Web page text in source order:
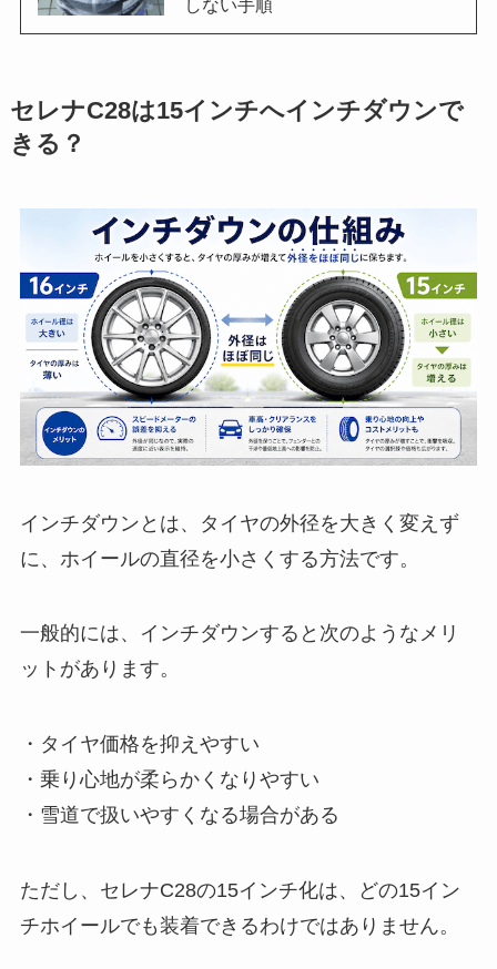
しない手順
セレナC28は15インチへインチダウンで
きる？
インチダウンとは、タイヤの外径を大きく変えず
に、ホイールの直径を小さくする方法です。
一般的には、インチダウンすると次のようなメリ
ットがあります。
・タイヤ価格を抑えやすい
・乗り心地が柔らかくなりやすい
・雪道で扱いやすくなる場合がある
ただし、セレナC28の15インチ化は、どの15イン
チホイールでも装着できるわけではありません。